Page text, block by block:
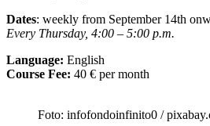
Dates: weekly from September 14th
Every Thursday, 4:00 – 5:00 p.m.
Language: English
Course Fee: 40 € per month
Foto: infofondoinfinito0 /